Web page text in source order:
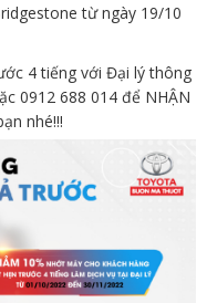
từ ngày 19/10
4 tiếng với Đại lý thông
0912 688 014 để NHẬN
nhé!!!